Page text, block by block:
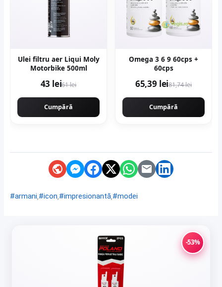
Ulei filtru aer Liqui Moly
Motorbike 500ml
43 lei61 lei
Cumpără
Omega 3 6 9 60cps +
60cps
65,39 lei81,74 lei
Cumpără
#armani,#icon,#impresionantă,#modei
-53%